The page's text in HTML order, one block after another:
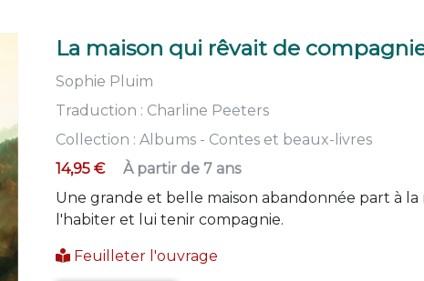
La maison qui rêvait de
Sophie Pluim
Traduction : Charline Peeters
Collection : Albums - Contes et beaux-livres
14,95 €
À partir de 7 ans
Une grande et belle maison abandonnée part à
l'habiter et lui tenir compagnie.
Feuilleter l'ouvrage